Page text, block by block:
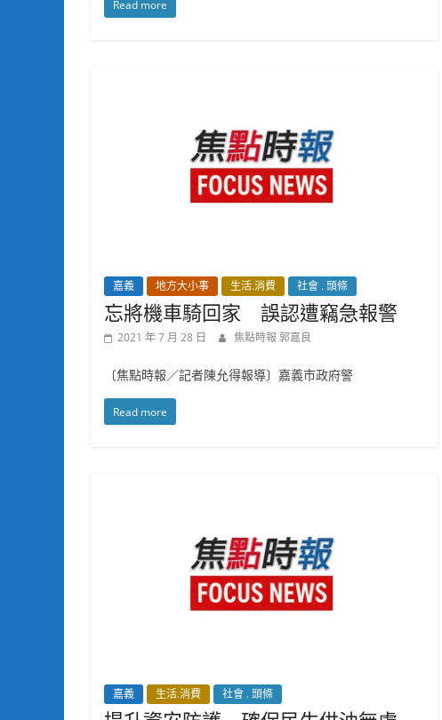
Read more
嘉義 地方大小事 生活.消費 社會 . 頭條
忘將機車騎回家 誤認遭竊急報警
2021 年 7 月 28 日 焦點時報 郭嘉良
〔焦點時報／記者陳允得報導〕嘉義市政府警
Read more
嘉義 生活.消費 社會 . 頭條